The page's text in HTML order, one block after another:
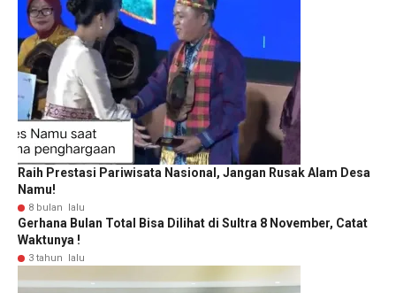
Raih Prestasi Pariwisata Nasional, Jangan Rusak Alam Desa
Namu!
8 bulan lalu
Gerhana Bulan Total Bisa Dilihat di Sultra 8 November, Catat
Waktunya !
3 tahun lalu